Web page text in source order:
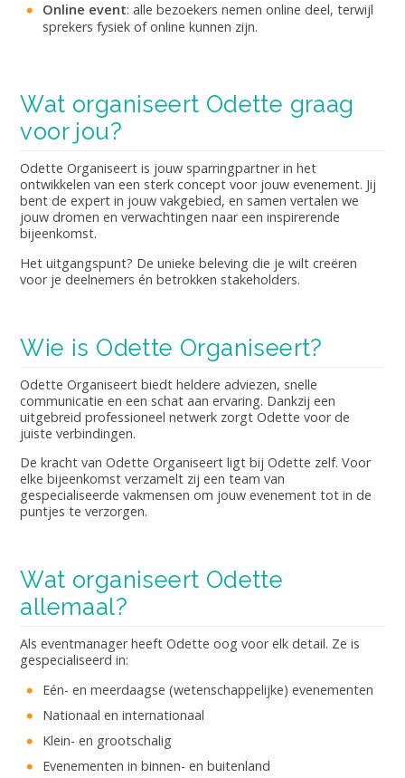
Online event: alle bezoekers nemen online deel, terwijl
sprekers fysiek of online kunnen zijn.
Wat organiseert Odette graag
voor jou?
Odette Organiseert is jouw sparringpartner in het
ontwikkelen van een sterk concept voor jouw evenement. Jij
bent de expert in jouw vakgebied, en samen vertalen we
jouw dromen en verwachtingen naar een inspirerende
bijeenkomst.
Het uitgangspunt? De unieke beleving die je wilt creëren
voor je deelnemers én betrokken stakeholders.
Wie is Odette Organiseert?
Odette Organiseert biedt heldere adviezen, snelle
communicatie en een schat aan ervaring. Dankzij een
uitgebreid professioneel netwerk zorgt Odette voor de
juiste verbindingen.
De kracht van Odette Organiseert ligt bij Odette zelf. Voor
elke bijeenkomst verzamelt zij een team van
gespecialiseerde vakmensen om jouw evenement tot in de
puntjes te verzorgen.
Wat organiseert Odette
allemaal?
Als eventmanager heeft Odette oog voor elk detail. Ze is
gespecialiseerd in:
Eén- en meerdaagse (wetenschappelijke) evenementen
Nationaal en internationaal
Klein- en grootschalig
Evenementen in binnen- en buitenland